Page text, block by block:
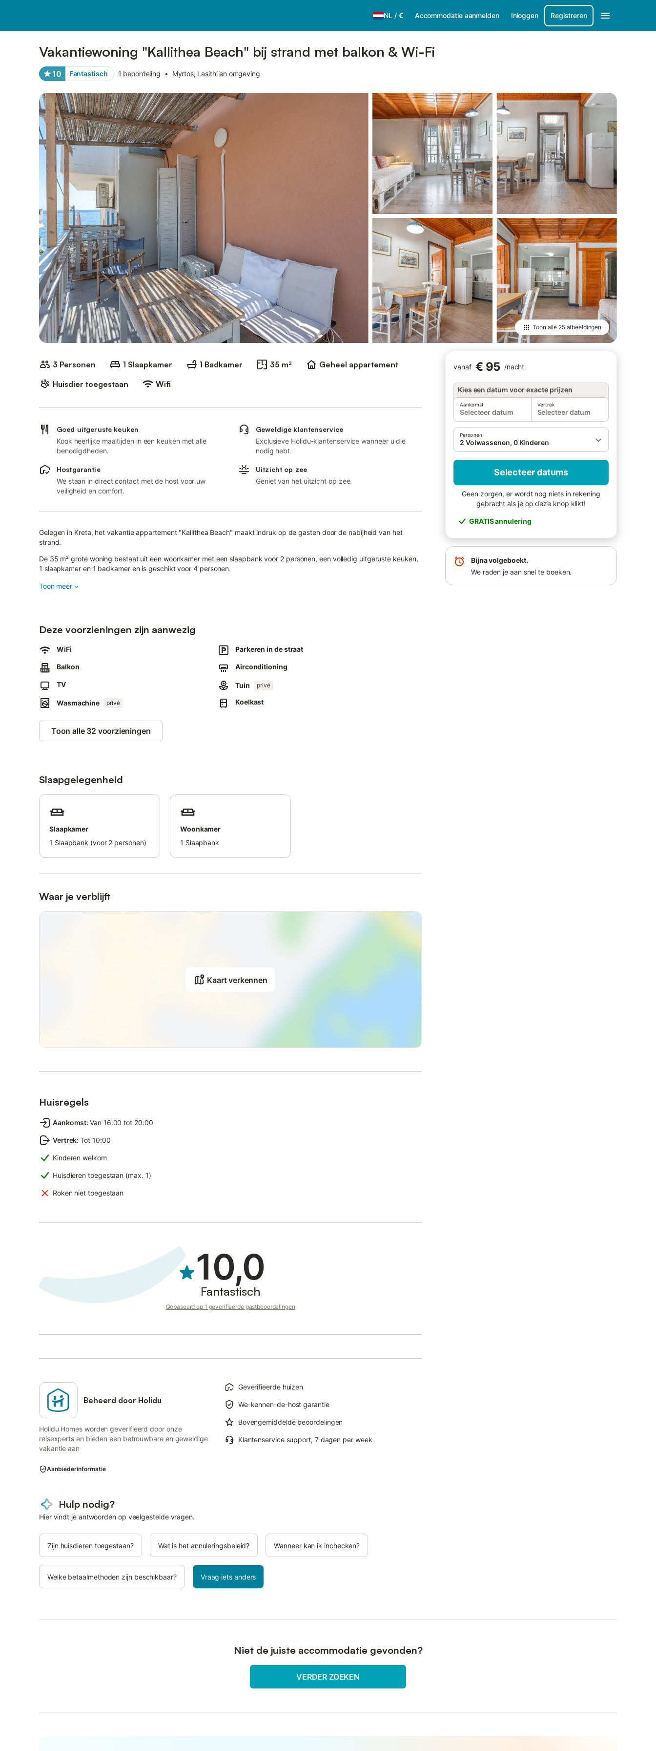
NL / € Accommodatie aanmelden Inloggen Registreren
Vakantiewoning "Kallithea Beach" bij strand met balkon & Wi-Fi
10 Fantastisch 1 beoordeling • Myrtos, Lasithi en omgeving
Toon alle 25 afbeeldingen
3 Personen 1 Slaapkamer 1 Badkamer 35 m²
Geheel appartement
Huisdier toegestaan
Wifi
vanaf € 95 /nacht
Kies een datum voor exacte prijzen
Aankomst
Selecteer datum
Vertrek
Selecteer datum
Personen
2 Volwassenen, 0 Kinderen
Selecteer datums
Geen zorgen, er wordt nog niets in rekening
gebracht als je op deze knop klikt!
GRATIS annulering
Bijna volgeboekt.
We raden je aan snel te boeken.
Goed uitgeruste keuken
Kook heerlijke maaltijden in een keuken met alle
benodigdheden.
Geweldige klantenservice
Exclusieve Holidu-klantenservice wanneer u die
nodig hebt.
Hostgarantie
We staan in direct contact met de host voor uw
veiligheid en comfort.
Uitzicht op zee
Geniet van het uitzicht op zee.
Gelegen in Kreta, het vakantie appartement "Kallithea Beach" maakt indruk op de gasten door de nabijheid van het
strand.
De 35 m² grote woning bestaat uit een woonkamer met een slaapbank voor 2 personen, een volledig uitgeruste keuken,
1 slaapkamer en 1 badkamer en is geschikt voor 4 personen.
Tot de beschikbare voorzieningen behoren high-speed Wi-Fi (geschikt voor videogesprekken), een tv, airconditioning,
Het balkon is ingericht om te genieten van drankjes en te ontspannen met uitzicht op zee.
De woning ligt op 1 minuut loopafstand van het plaatselijke strand en een gebied met restaurants, cafés en bars.
Gezinnen met kinderen zijn welkom.
Toon meer
Deze voorzieningen zijn aanwezig
WiFi Parkeren in de straat
Balkon Airconditioning
TV Tuin privé
Wasmachine privé Koelkast
Toon alle 32 voorzieningen
Slaapgelegenheid
Slaapkamer
1 Slaapbank (voor 2 personen)
Woonkamer
1 Slaapbank
Waar je verblijft
Kaart verkennen
Huisregels
Aankomst: Van 16:00 tot 20:00
Vertrek: Tot 10:00
Kinderen welkom
Huisdieren toegestaan (max. 1)
Roken niet toegestaan
10,0
Fantastisch
Gebaseerd op 1 geverifieerde gastbeoordelingen
Beheerd door Holidu
Holidu Homes worden geverifieerd door onze
reisexperts en bieden een betrouwbare en geweldige
vakantie aan
Geverifieerde huizen
We-kennen-de-host garantie
Bovengemiddelde beoordelingen
Klantenservice support, 7 dagen per week
Aanbiederinformatie
Hulp nodig?
Hier vindt je antwoorden op veelgestelde vragen.
Zijn huisdieren toegestaan? Wat is het annuleringsbeleid? Wanneer kan ik inchecken?
Welke betaalmethoden zijn beschikbaar? Vraag iets anders
Niet de juiste accommodatie gevonden?
VERDER ZOEKEN